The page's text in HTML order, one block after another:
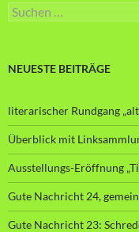
Suche
nach:
NEUESTE BEITRÄGE
literarischer Rundgang
Überblick mit
Ausstellungs-Eröffnung
Gute Nachricht 24,
Gute Nachricht 23: